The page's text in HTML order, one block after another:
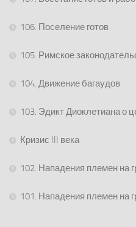
106. Поселение готов
105. Римское
104. Движение багаудов
103. Эдикт Диоклетиана о
Кризис III века
102. Нападения племен на
101. Нападения племен на